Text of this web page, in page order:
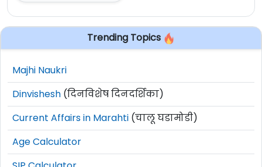
Trending Topics
Majhi Naukri
Dinvishesh (दिनविशेष दिनदर्शिका)
Current Affairs in Marahti (चालू घडामोडी)
Age Calculator